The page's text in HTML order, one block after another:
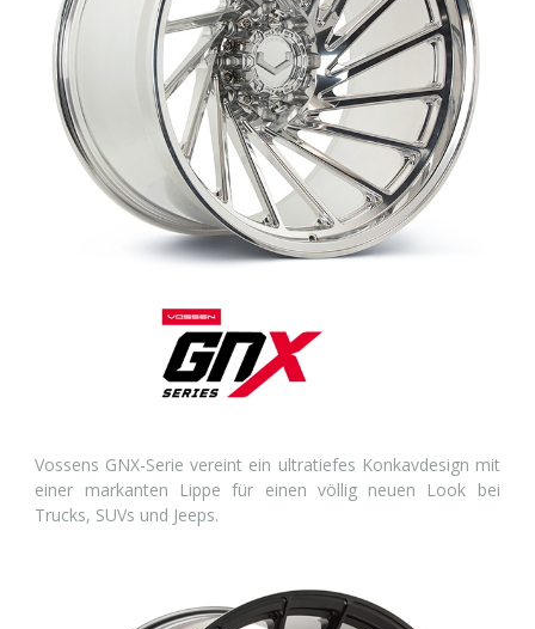
Vossens GNX-Serie vereint ein ultratiefes Konkavdesign mit
einer markanten Lippe für einen völlig neuen Look bei
Trucks, SUVs und Jeeps.